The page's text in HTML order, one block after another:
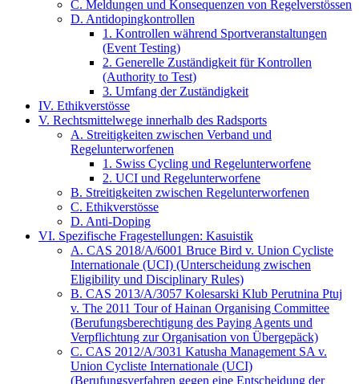
C. Meldungen und Konsequenzen von Regelverstössen
D. Antidopingkontrollen
1. Kontrollen während Sportveranstaltungen
(Event Testing)
2. Generelle Zuständigkeit für Kontrollen
(Authority to Test)
3. Umfang der Zuständigkeit
IV. Ethikverstösse
V. Rechtsmittelwege innerhalb des Radsports
A. Streitigkeiten zwischen Verband und
Regelunterworfenen
1. Swiss Cycling und Regelunterworfene
2. UCI und Regelunterworfene
B. Streitigkeiten zwischen Regelunterworfenen
C. Ethikverstösse
D. Anti-Doping
VI. Spezifische Fragestellungen: Kasuistik
A. CAS 2018/A/6001 Bruce Bird v. Union Cycliste
Internationale (UCI) (Unterscheidung zwischen
Eligibility und Disciplinary Rules)
B. CAS 2013/A/3057 Kolesarski Klub Perutnina Ptuj
v. The 2011 Tour of Hainan Organising Committee
(Berufungsberechtigung des Paying Agents und
Verpflichtung zur Organisation von Übergepäck)
C. CAS 2012/A/3031 Katusha Management SA v.
Union Cycliste Internationale (UCI)
(Berufungsverfahren gegen eine Entscheidung der